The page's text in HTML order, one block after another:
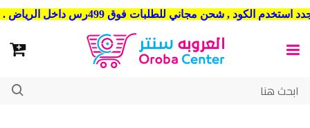
شحن مجاني للطلبات فوق 499رس داخل الرياض . وشحن الي جميع مدن المملكة العربية السعودية